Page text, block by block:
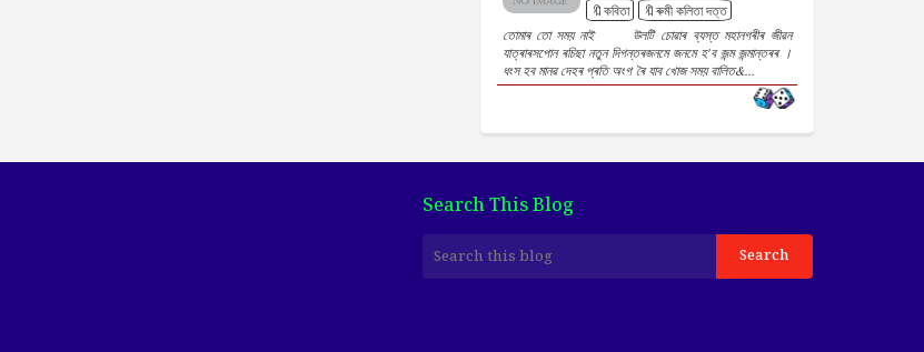
🔖কবিতা
🔖ৰুমী কলিতা দত্ত
তোমাৰ তো সময় নাই উলটি চোৱাৰ ব্যস্ত মহানগৰীৰ জীৱন
যাত্ৰাৰসপোন ৰচিছা নতুন দিগন্তৰজনমে জনমে হ'ব জন্ম জন্মান্তৰৰ ।
ধংস হব মানৱ দেহৰ প্ৰতি অংগ ৰৈ যাব খোজ সময় বালিত&...
Search This Blog